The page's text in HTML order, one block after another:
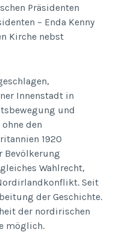
Präsidenten
– Enda Kenny
Kirche nebst
Innenstadt in
und
den
1920
Bevölkerung
Wahlrecht,
Seit
der Geschichte.
der nordirischen
möglich.